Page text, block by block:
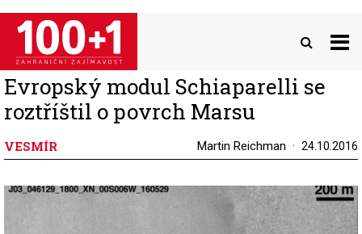
Přejít
hlavnímu
obsahu
Evropský modul Schiaparelli se
roztříštil o povrch Marsu
VESMÍR Martin Reichman 24.10.2016